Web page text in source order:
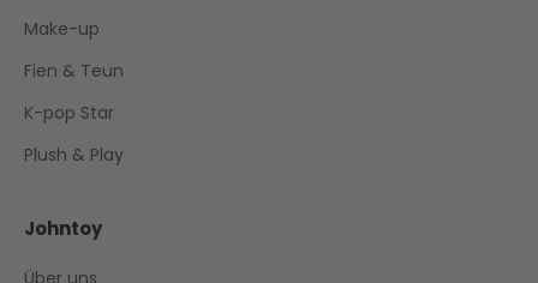
Make-up
Fien & Teun
K-pop Star
Plush & Play
Johntoy
Über uns